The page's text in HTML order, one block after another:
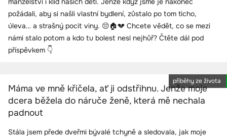
požádali, aby si našli vlastní bydlení, zůstalo po tom ticho,
úleva… a strašný pocit viny. 😔🏠💔 Chcete vědět, co se mezi
námi stalo potom a kdo tu bolest nesl nejhůř? Čtěte dál pod
příspěvkem 👇
příběhy ze života
Máma ve mně křičela, ať ji odstřihnu. Jenže moje
dcera běžela do náruče ženě, která mě nechala
padnout
Stála jsem přede dveřmi bývalé tchyně a sledovala, jak moje